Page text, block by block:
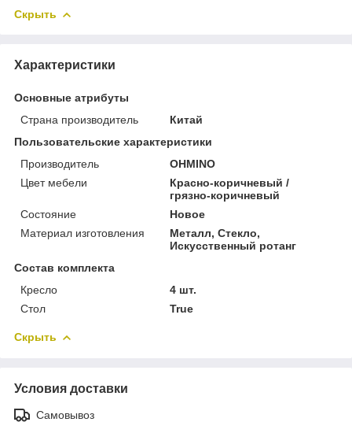
Скрыть
Характеристики
Основные атрибуты
Страна производитель
Китай
Пользовательские характеристики
Производитель
OHMINO
Цвет мебели
Красно-коричневый /
грязно-коричневый
Состояние
Новое
Материал изготовления
Металл, Стекло,
Искусственный ротанг
Состав комплекта
Кресло
4 шт.
Стол
True
Скрыть
Условия доставки
Самовывоз